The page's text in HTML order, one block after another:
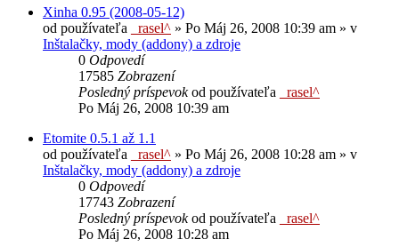
Xinha 0.95 (2008-05-12)
od používateľa
_rasel^ » Po Máj 26, 2008 10:39 am » v
Inštalačky, mody (addony) a zdroje
0 Odpovedí
17585 Zobrazení
Posledný príspevokod používateľa
_rasel^
Po Máj 26, 2008 10:39 am
Etomite 0.5.1 až 1.1
od používateľa
_rasel^ » Po Máj 26, 2008 10:28 am » v
Inštalačky, mody (addony) a zdroje
0 Odpovedí
17743 Zobrazení
Posledný príspevokod používateľa
_rasel^
Po Máj 26, 2008 10:28 am